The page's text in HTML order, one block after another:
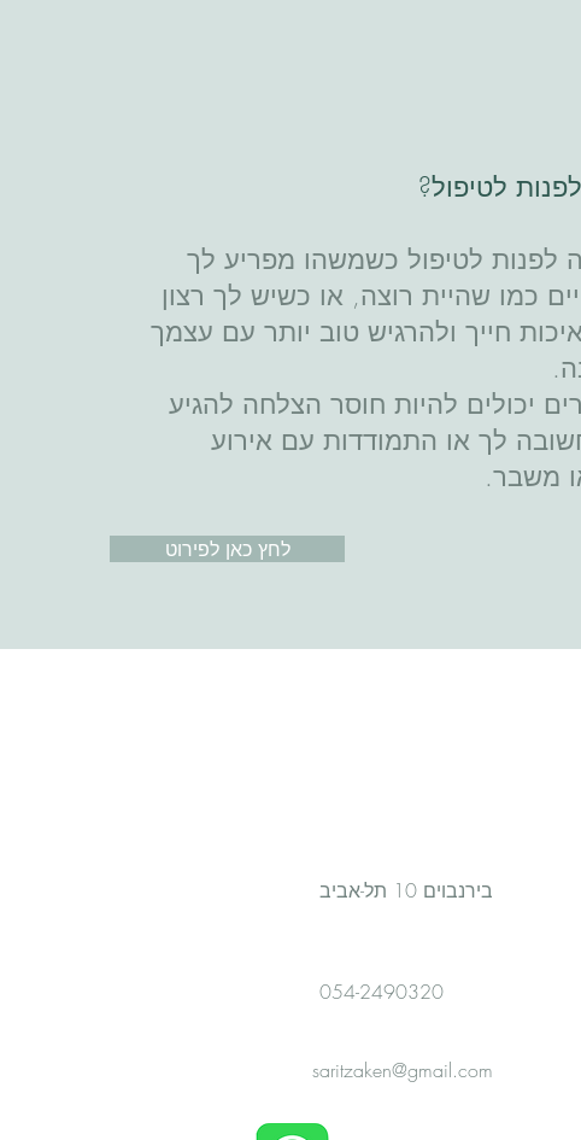
לטיפול?
לפנות לטיפול כשמשהו מפריע לך
כמו שהיית רוצה, או כשיש לך רצון
חייך ולהרגיש טוב יותר עם עצמך
יכולים להיות חוסר הצלחה להגיע
לך או התמודדות עם אירוע
משבר.
לחץ כאן לפירוט
בירנבוים 10 תל-אביב
054-2490320
saritzaken@gmail.com